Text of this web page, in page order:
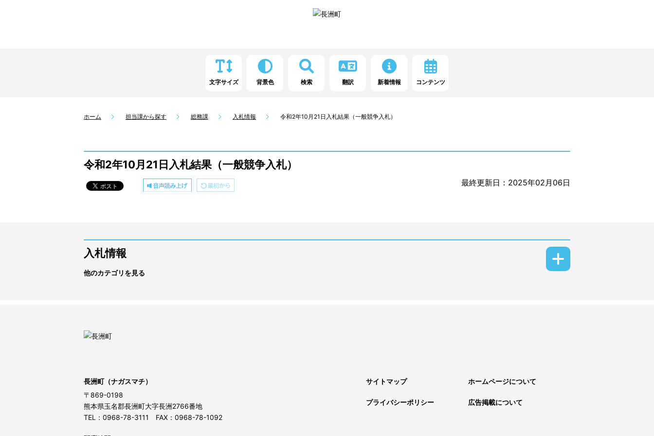
文字サイズ 背景色 検索 翻訳 新着情報 コンテンツ
ホーム 担当課から探す 総務課 入札情報 令和2年10月21日入札結果（一般競争入札）
令和2年10月21日入札結果（一般競争入札）
最終更新日：2025年02月06日
入札情報
他のカテゴリを見る
長洲町（ナガスマチ）
〒869-0198
熊本県玉名郡長洲町大字長洲2766番地
TEL：0968-78-3111 FAX：0968-78-1092
サイトマップ ホームページについて
プライバシーポリシー 広告掲載について